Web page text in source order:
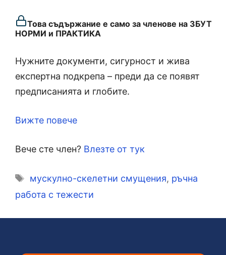
Това съдържание е само за членове на ЗБУТ
НОРМИ и ПРАКТИКА
Нужните документи, сигурност и жива
експертна подкрепа – преди да се появят
предписанията и глобите.
Вижте повече
Вече сте член? Влезте от тук
Етикети
мускулно-скелетни смущения, ръчна
работа с тежести